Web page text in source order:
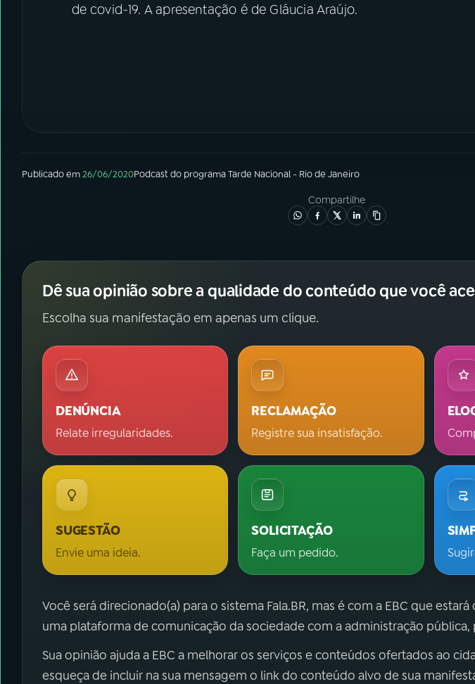
de covid-19. A apresentação é de Gláucia Araújo.
Publicado em26/06/2020Podcastdo programaTarde Nacional - Rio de Janeiro
Compartilhe
Dê sua opinião sobre a qualidade do conteúdo que você
Escolha sua manifestação em apenas um clique.
DENÚNCIA
Relate irregularidades.
RECLAMAÇÃO
Registre sua insatisfação.
SUGESTÃO
Envie uma ideia.
SOLICITAÇÃO
Faça um pedido.
Você será direcionado(a) para o sistema Fala.BR, mas é com a EBC que estará
uma plataforma de comunicação da sociedade com a administração pública,
Sua opinião ajuda a EBC a melhorar os serviços e conteúdos ofertados ao
esqueça de incluir na sua mensagem o link do conteúdo alvo de sua